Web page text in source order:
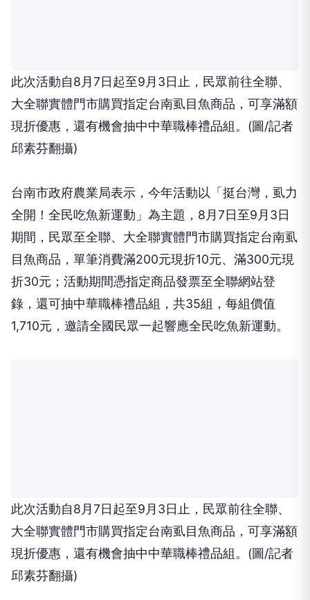
此次活動自8月7日起至9月3日止，民眾前往全聯、
大全聯實體門市購買指定台南虱目魚商品，可享滿額
現折優惠，還有機會抽中中華職棒禮品組。(圖/記者
邱素芬翻攝)
台南市政府農業局表示，今年活動以「挺台灣，虱力
全開！全民吃魚新運動」為主題，8月7日至9月3日
期間，民眾至全聯、大全聯實體門市購買指定台南虱
目魚商品，單筆消費滿200元現折10元、滿300元現
折30元；活動期間憑指定商品發票至全聯網站登
錄，還可抽中華職棒禮品組，共35組，每組價值
1,710元，邀請全國民眾一起響應全民吃魚新運動。
此次活動自8月7日起至9月3日止，民眾前往全聯、
大全聯實體門市購買指定台南虱目魚商品，可享滿額
現折優惠，還有機會抽中中華職棒禮品組。(圖/記者
邱素芬翻攝)